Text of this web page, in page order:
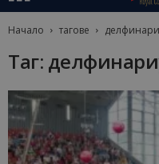
Начало тагове
Таг: